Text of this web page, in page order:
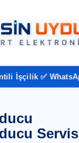
İşçilik ✅